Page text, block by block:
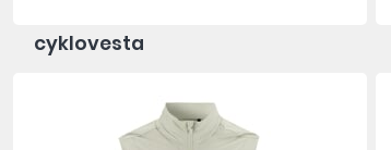
cyklovesta